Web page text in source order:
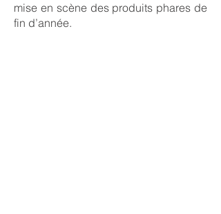
mise en scène des produits phares de
fin d’année.